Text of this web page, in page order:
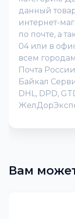
данный
интернет-
по почте, а
04 или в
всем
Почта
Байкал
DHL, DPD,
Вам